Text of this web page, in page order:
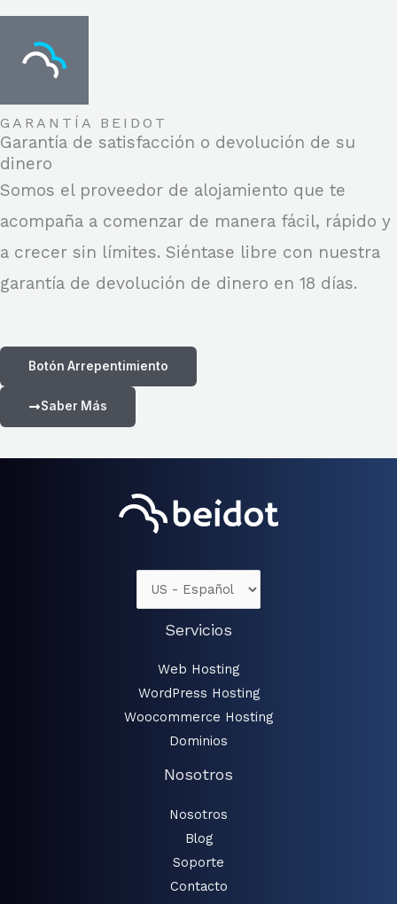
GARANTÍA BEIDOT
Garantía de satisfacción o devolución de su
dinero
Somos el proveedor de alojamiento que te
acompaña a comenzar de manera fácil, rápido y
a crecer sin límites. Siéntase libre con nuestra
garantía de devolución de dinero en 18 días.
Botón Arrepentimiento
Saber Más
Servicios
Web Hosting
WordPress Hosting
Woocommerce Hosting
Dominios
Nosotros
Nosotros
Blog
Soporte
Contacto